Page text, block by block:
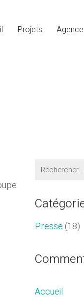
Projets Agence
Search
for:
Presse(18)
Accueil